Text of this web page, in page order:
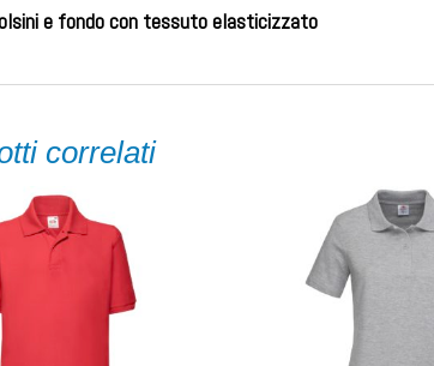
e fondo con tessuto elasticizzato
correlati